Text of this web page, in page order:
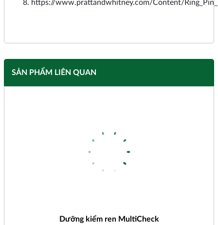
https://www.prattandwhitney.com/Content/
SẢN PHẨM LIÊN QUAN
Dưỡng kiểm ren MultiCheck